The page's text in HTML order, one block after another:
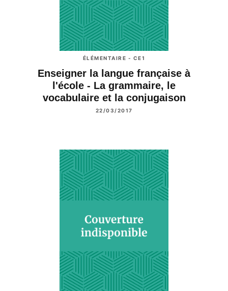
ÉLÉMENTAIRE - CE1
Enseigner la langue française à
l'école - La grammaire, le
vocabulaire et la conjugaison
22/03/2017